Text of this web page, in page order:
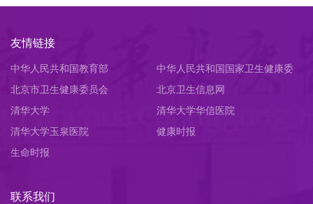
友情链接
中华人民共和国教育部
中华人民共和国国家卫生健康委
员会
北京市卫生健康委员会
北京卫生信息网
清华大学
清华大学华信医院
清华大学玉泉医院
健康时报
生命时报
联系我们